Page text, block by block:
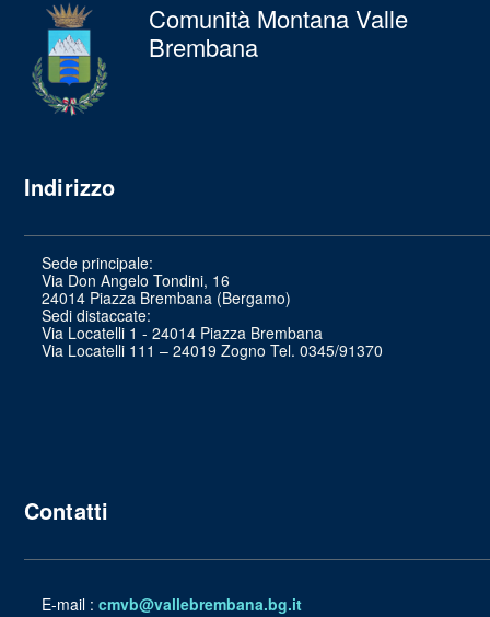
Comunità Montana Valle
Brembana
Indirizzo
Sede principale:
Via Don Angelo Tondini, 16
24014 Piazza Brembana (Bergamo)
Sedi distaccate:
Via Locatelli 1 - 24014 Piazza Brembana
Via Locatelli 111 – 24019 Zogno Tel. 0345/91370
Contatti
E-mail : cmvb@vallebrembana.bg.it